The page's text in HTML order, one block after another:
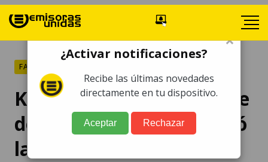
FARÁNDULA
Kimberly Flores y su traje
de "leopardo" que desató
las críticas en redes
×
¿Activar notificaciones?
Recibe las últimas novedades
directamente en tu dispositivo.
Aceptar Rechazar